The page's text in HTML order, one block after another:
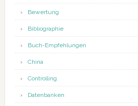
Bewertung
Bibliographie
Buch-Empfehlungen
China
Controlling
Datenbanken